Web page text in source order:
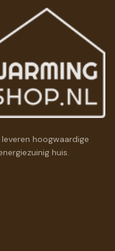
hoogwaardige
huis.